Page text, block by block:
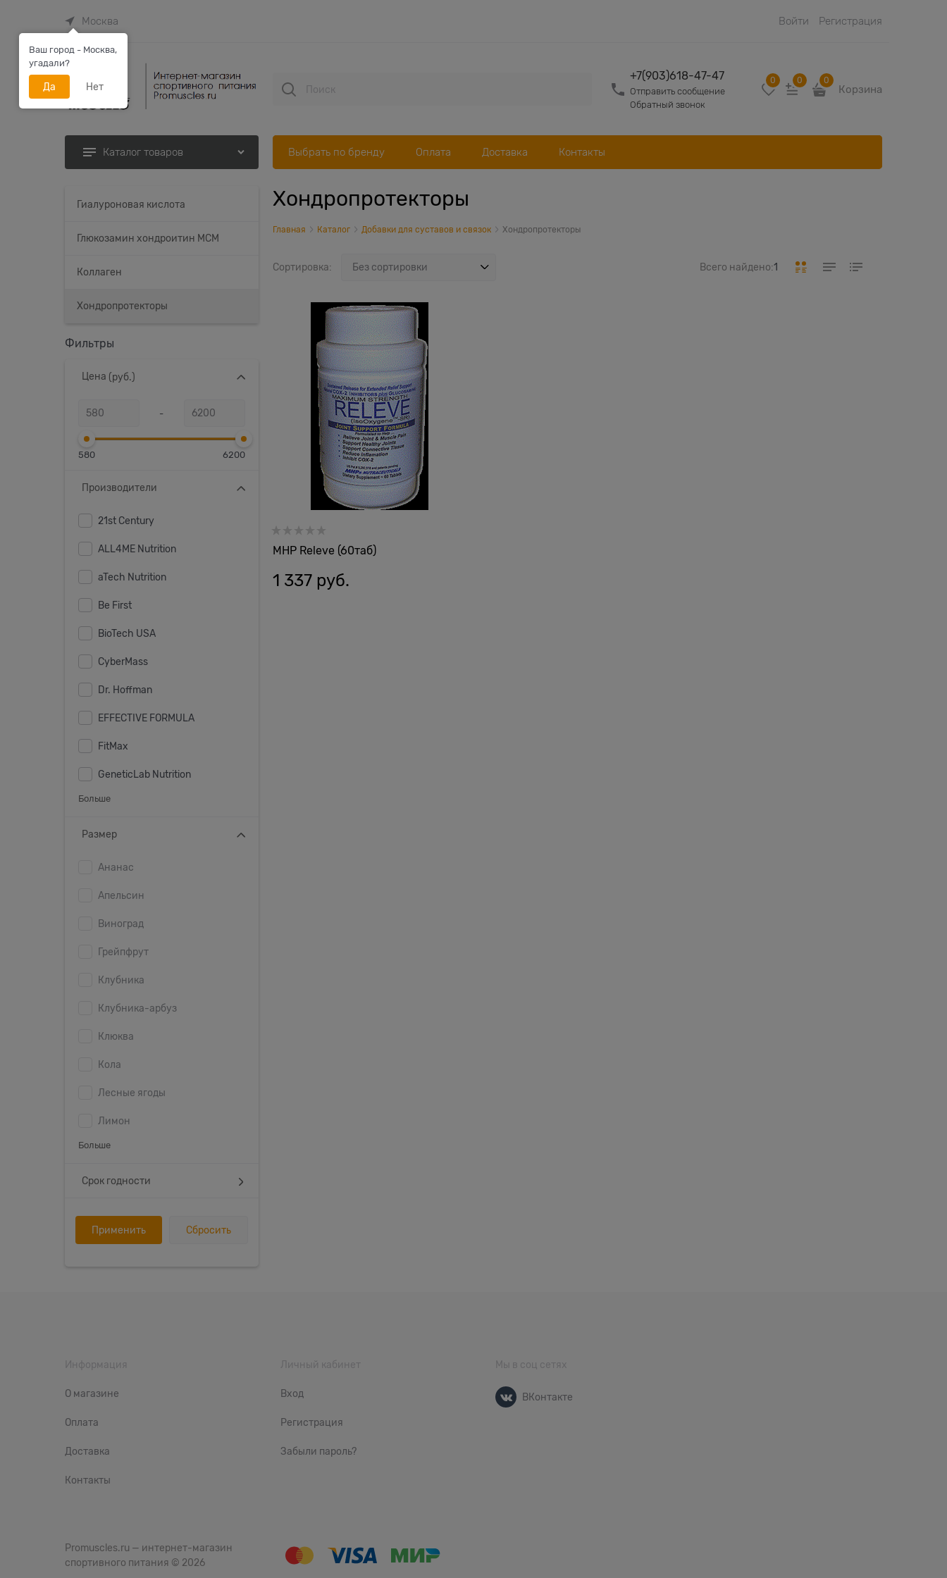
Москва Войти Регистрация
+7(903)618-47-47
Отправить сообщение
Обратный звонок
0 0 0
Корзина
Каталог товаров Выбрать по бренду Оплата Доставка Контакты
Гиалуроновая кислота
Глюкозамин хондроитин MCM
Коллаген
Хондропротекторы
Фильтры
Цена (руб.)
-
580 6200
Производители
21st Century
ALL4ME Nutrition
aTech Nutrition
Be First
BioTech USA
CyberMass
Dr. Hoffman
EFFECTIVE FORMULA
FitMax
GeneticLab Nutrition
Больше
Размер
Ананас
Апельсин
Виноград
Грейпфрут
Клубника
Клубника-арбуз
Клюква
Кола
Лесные ягоды
Лимон
Больше
Срок годности
Хондропротекторы
Главная Каталог Добавки для суставов и связок Хондропротекторы
Сортировка: Всего найдено:1
MHP Releve (60таб)
1 337 руб.
Информация
О магазине
Оплата
Доставка
Контакты
Личный кабинет
Вход
Регистрация
Забыли пароль?
Мы в соц сетях
ВКонтакте
Promuscles.ru — интернет-магазин
спортивного питания © 2026
Ваш город - Москва,
угадали?
Да Нет